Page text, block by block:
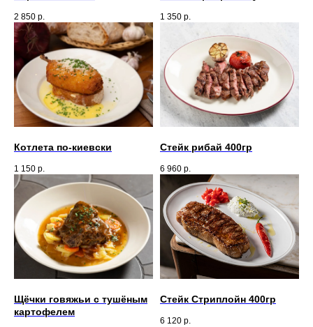
2 850 р. 1 350 р.
Котлета по-киевски
1 150 р.
Стейк рибай 400гр
6 960 р.
Щёчки говяжьи с тушёным
картофелем
Стейк Стриплойн 400гр
6 120 р.